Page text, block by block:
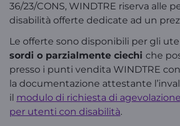
36/23/CONS, WINDTRE riserva alle
disabilità offerte dedicate ad un
Le offerte sono disponibili per gli
sordi o parzialmente ciechi che
presso i punti vendita WINDTRE con
la documentazione attestante
il modulo di richiesta di
per utenti con disabilità.